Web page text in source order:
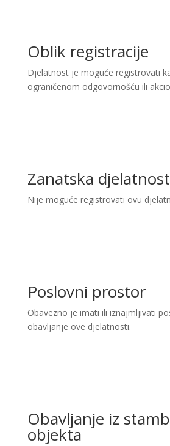
Oblik registracije
Djelatnost je moguće registrovati
ograničenom odgovornošću ili
Zanatska djelatnost
Nije moguće registrovati ovu
Poslovni prostor
Obavezno je imati ili iznajmljivati
obavljanje ove djelatnosti.
Obavljanje iz
objekta